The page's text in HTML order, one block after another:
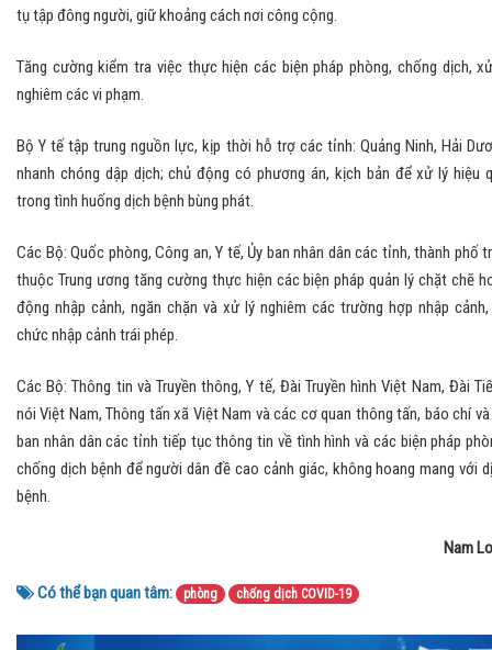
tụ tập đông người, giữ khoảng cách nơi công cộng.
Tăng cường kiểm tra việc thực hiện các biện pháp phòng, chống dịch,
nghiêm các vi phạm.
Bộ Y tế tập trung nguồn lực, kịp thời hỗ trợ các tỉnh: Quảng Ninh, Hải
nhanh chóng dập dịch; chủ động có phương án, kịch bản để xử lý hiệu
trong tình huống dịch bệnh bùng phát.
Các Bộ: Quốc phòng, Công an, Y tế, Ủy ban nhân dân các tỉnh, thành phố
thuộc Trung ương tăng cường thực hiện các biện pháp quản lý chặt chẽ
động nhập cảnh, ngăn chặn và xử lý nghiêm các trường hợp nhập
chức nhập cảnh trái phép.
Các Bộ: Thông tin và Truyền thông, Y tế, Đài Truyền hình Việt Nam, Đài
nói Việt Nam, Thông tấn xã Việt Nam và các cơ quan thông tấn, báo chí và
ban nhân dân các tỉnh tiếp tục thông tin về tình hình và các biện pháp
chống dịch bệnh để người dân đề cao cảnh giác, không hoang mang với
bệnh.
Nam
Có thể bạn quan tâm: phòng chống dịch COVID-19